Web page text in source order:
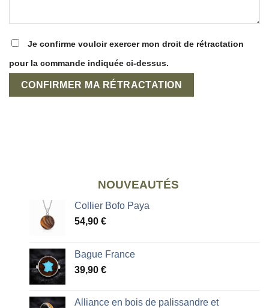
Je confirme vouloir exercer mon droit de rétractation
pour la commande indiquée ci-dessus.
NOUVEAUTÉS
Collier Bofo Paya
54,90 €
Bague France
39,90 €
Alliance en bois de palissandre et